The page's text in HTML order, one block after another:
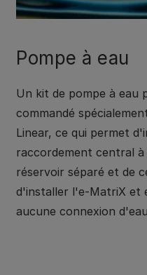
Pompe à eau
Un kit de pompe à eau
commandé
Linear, ce qui permet
raccordement central
réservoir séparé et de
d'installer l'e-MatriX et
aucune connexion